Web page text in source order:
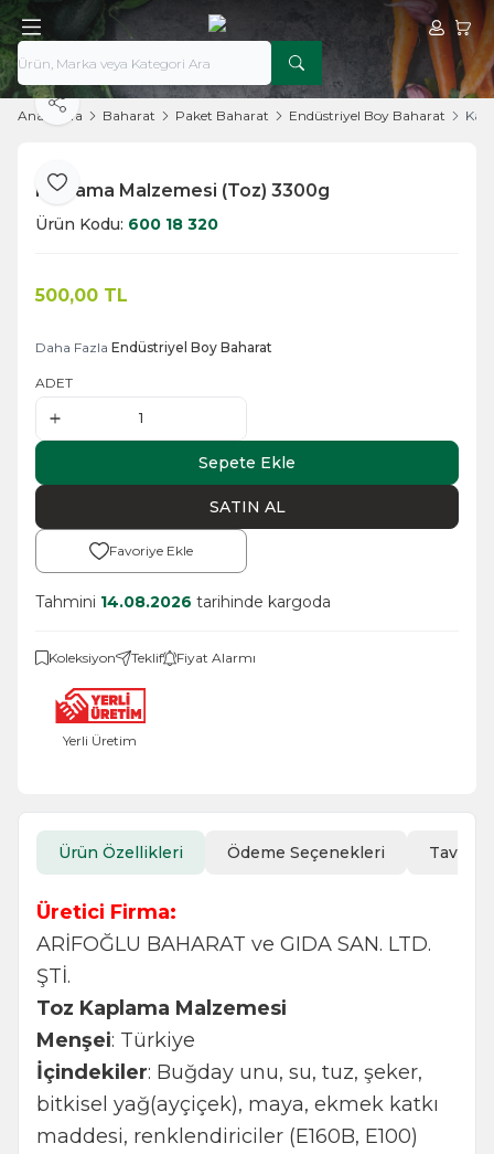
Hesabım
Ana Sayfa Baharat Paket Baharat Endüstriyel Boy Baharat
Favoriye Ekle
Paylaş
Kaplama Malzemesi (Toz) 3300g
Ürün Kodu: 600 18 320
500,00 TL
Daha Fazla Endüstriyel Boy Baharat
ADET
Sepete Ekle
SATIN AL
Favoriye Ekle
Tahmini 14.08.2026 tarihinde kargoda
Koleksiyon Teklif Fiyat Alarmı
Yerli Üretim
Ürün Özellikleri Ödeme Seçenekleri Tavsiye
Üretici Firma:
ARİFOĞLU BAHARAT ve GIDA SAN. LTD.
ŞTİ.
Toz Kaplama Malzemesi
Menşei: Türkiye
İçindekiler: Buğday unu, su, tuz, şeker,
bitkisel yağ(ayçiçek), maya, ekmek katkı
maddesi, renklendiriciler (E160B, E100)